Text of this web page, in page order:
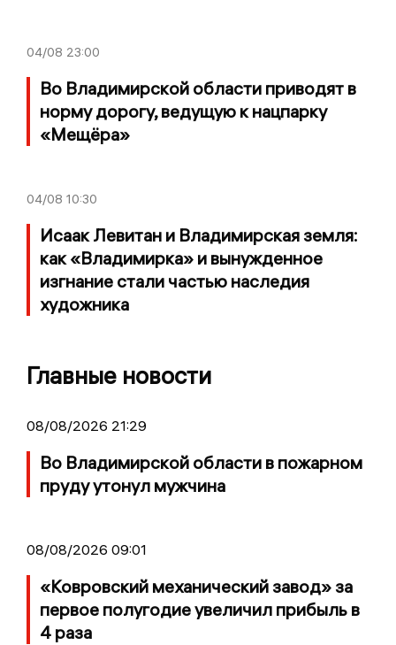
04/08 23:00
Во Владимирской области приводят в
норму дорогу, ведущую к нацпарку
«Мещёра»
04/08 10:30
Исаак Левитан и Владимирская земля:
как «Владимирка» и вынужденное
изгнание стали частью наследия
художника
Главные новости
08/08/2026 21:29
Во Владимирской области в пожарном
пруду утонул мужчина
08/08/2026 09:01
«Ковровский механический завод» за
первое полугодие увеличил прибыль в
4 раза